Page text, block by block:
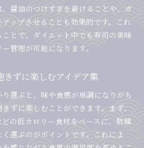
醤油のつけすぎを避けることや、ガ
ップさせることも効果的です。これ
とで、ダイエット中でも寿司の美味
管理が可能になります。
ずに楽しむアイデア集
選ぶと、味や食感が単調になりがち
ずに楽しむことができます。まず、
の低カロリー食材をベースに、数種
選ぶのがポイントです。これによ